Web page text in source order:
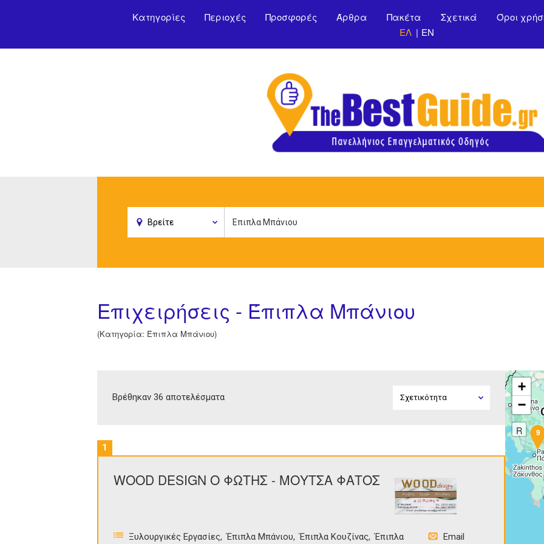
κυρίως περιεχόμενο
Κατηγορίες Περιοχές Προσφορές Άρθρα Πακέτα Σχετικά Όροι
ΕΛ
EN
Επιχειρήσεις - Έπιπλα Μπάνιου
(Κατηγορία: Έπιπλα Μπάνιου)
Βρέθηκαν 36 αποτελέσματα
1
WOOD DESIGN Ο ΦΩΤΗΣ - ΜΟΥΤΣΑ ΦΑΤΟΣ
Ξυλουργικές Εργασίες Έπιπλα Μπάνιου Έπιπλα Κουζίνας
Έπιπλα
Email
9
+
−
R